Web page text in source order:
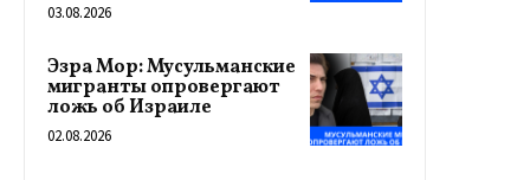
03.08.2026
Эзра Мор: Мусульманские
мигранты опровергают
ложь об Израиле
02.08.2026